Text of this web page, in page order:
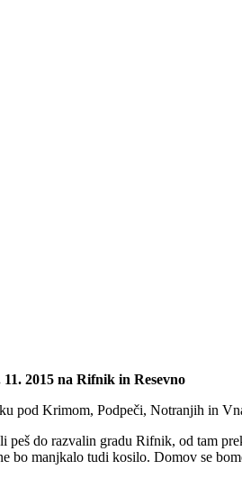
11. 2015 na Rifnik in Resevno
pod Krimom, Podpeči, Notranjih in
do razvalin gradu Rifnik, od tam
bo manjkalo tudi kosilo. Domov se